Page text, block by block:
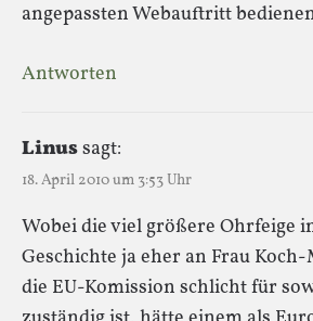
angepassten Webauftritt
Antworten
Linussagt:
18. April 2010 um 3:53 Uhr
Wobei die viel größere Ohrfeige
Geschichte ja eher an Frau
die EU-Komission schlicht für